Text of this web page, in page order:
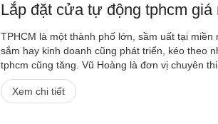
Lắp đặt cửa tự động tphcm giá
TPHCM là một thành phố lớn, sầm uất tại miền
sắm hay kinh doanh cũng phát triển, kéo theo
tphcm cũng tăng. Vũ Hoàng là đơn vị chuyên
Xem chi tiết